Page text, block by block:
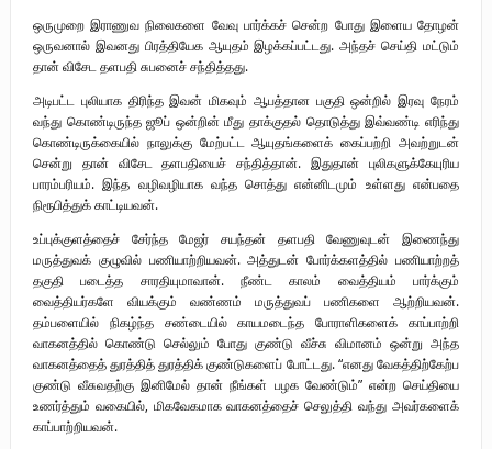
ஒருமுறை இராணுவ நிலைகளை வேவு பார்க்கச் சென்ற போது இளைய தோழன்
ஒருவனால் இவனது பிரத்தியேக ஆயுதம் இழக்கப்பட்டது. அந்தச் செய்தி மட்டும்
தான் விசேட தளபதி சுபனைச் சந்தித்தது.
அடிபட்ட புலியாக திரிந்த இவன் மிகவும் ஆபத்தான பகுதி ஒன்றில் இரவு நேரம்
வந்து கொண்டிருந்த ஜூப் ஒன்றின் மீது தாக்குதல் தொடுத்து இவ்வண்டி எரிந்து
கொண்டிருக்கையில் நாலுக்கு மேற்பட்ட ஆயுதங்களைக் கைப்பற்றி அவற்றுடன்
சென்று தான் விசேட தளபதியைச் சந்தித்தான். இதுதான் புலிகளுக்கேயுரிய
பாரம்பரியம். இந்த வழிவழியாக வந்த சொத்து என்னிடமும் உள்ளது என்பதை
நிரூபித்துக் காட்டியவன்.
உப்புக்குளத்தைச் சேர்ந்த மேஜர் சயந்தன் தளபதி வேணுவுடன் இணைந்து
மருத்துவக் குழுவில் பணியாற்றியவன். அத்துடன் போர்க்களத்தில் பணியாற்றத்
தகுதி படைத்த சாரதியுமாவான். நீண்ட காலம் வைத்தியம் பார்க்கும்
வைத்தியர்களே வியக்கும் வண்ணம் மருத்துவப் பணிகளை ஆற்றியவன்.
தம்பளையில் நிகழ்ந்த சண்டையில் காயமடைந்த போராளிகளைக் காப்பாற்றி
வாகனத்தில் கொண்டு செல்லும் போது குண்டு வீச்சு விமானம் ஒன்று அந்த
வாகனத்தைத் துரத்தித் துரத்திக் குண்டுகளைப் போட்டது. “எனது வேகத்திற்கேற்ப
குண்டு வீசுவதற்கு இனிமேல் தான் நீங்கள் பழக வேண்டும்” என்ற செய்தியை
உணர்த்தும் வகையில், மிகவேகமாக வாகனத்தைச் செலுத்தி வந்து அவர்களைக்
காப்பாற்றியவன்.